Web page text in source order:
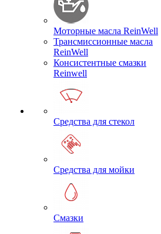
Моторные масла ReinWell
Трансмиссионные масла
ReinWell
Консистентные смазки
Reinwell
Средства для стекол
Средства для мойки
Смазки